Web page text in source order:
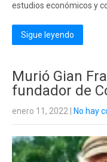
estudios económicos y
Sigue leyendo
Murió Gian
fundador de
enero 11, 2022 No hay